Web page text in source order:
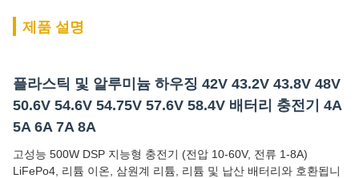
제품 설명
플라스틱 및 알루미늄 하우징 42V 43.2V 43.8V 48V
50.6V 54.6V 54.75V 57.6V 58.4V 배터리 충전기 4A
5A 6A 7A 8A
고성능 500W DSP 지능형 충전기 (전압 10-60V, 전류 1-8A)
LiFePo4, 리튬 이온, 삼원계 리튬, 리튬 및 납산 배터리와 호환됩니